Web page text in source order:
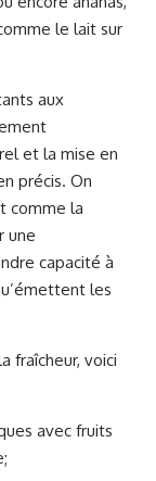
le lait sur
aux
et la mise en
précis. On
comme la
une
capacité à
les
fraîcheur, voici
avec fruits